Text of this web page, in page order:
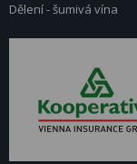
Dělení - šumivá vína